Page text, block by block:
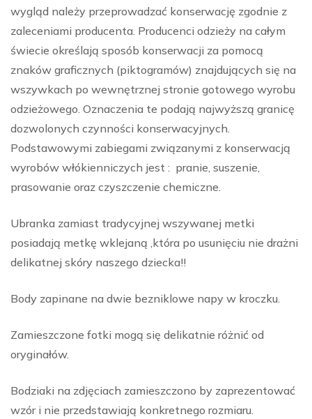
wygląd należy przeprowadzać konserwację zgodnie z
zaleceniami producenta. Producenci odzieży na całym
świecie określają sposób konserwacji za pomocą
znaków graficznych (piktogramów) znajdujących się na
wszywkach po wewnętrznej stronie gotowego wyrobu
odzieżowego. Oznaczenia te podają najwyższą granicę
dozwolonych czynności konserwacyjnych.
Podstawowymi zabiegami związanymi z konserwacją
wyrobów włókienniczych jest : pranie, suszenie,
prasowanie oraz czyszczenie chemiczne.
Ubranka zamiast tradycyjnej wszywanej metki
posiadają metkę wklejaną ,która po usunięciu nie drażni
delikatnej skóry naszego dziecka!!
Body zapinane na dwie bezniklowe napy w kroczku.
Zamieszczone fotki mogą się delikatnie różnić od
oryginałów.
Bodziaki na zdjęciach zamieszczono by zaprezentować
wzór i nie przedstawiają konkretnego rozmiaru.